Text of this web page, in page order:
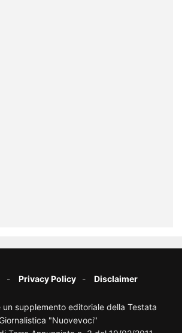
Privacy Policy Disclaimer
un supplemento editoriale della Testata
Giornalistica "Nuovevoci"